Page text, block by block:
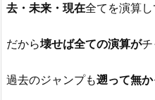
去・未来・現在全てを演算し
だから壊せば全ての演算がチ
過去のジャンプも遡って無